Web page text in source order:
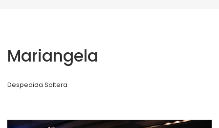
Mariangela
Despedida Soltera